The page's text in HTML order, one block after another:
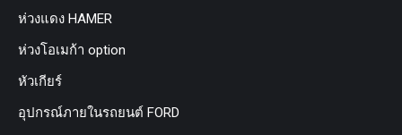
ห่วงแดง HAMER
ห่วงโอเมก้า option
หัวเกียร์
อุปกรณ์ภายในรถยนต์ FORD